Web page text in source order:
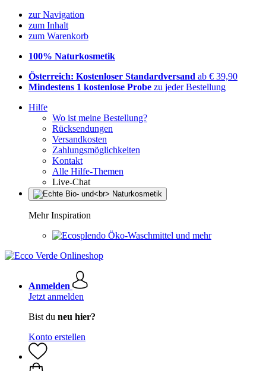
zur Navigation
zum Inhalt
zum Warenkorb
100% Naturkosmetik
Österreich: Kostenloser Standardversand ab € 39,90
Mindestens 1 kostenlose Probe zu jeder Bestellung
Hilfe
Wo ist meine Bestellung?
Rücksendungen
Versandkosten
Zahlungsmöglichkeiten
Kontakt
Alle Hilfe-Themen
Live-Chat
Mehr Inspiration
Öko-Waschmittel und mehr
Anmelden
Jetzt anmelden
Bist du neu hier?
Konto erstellen